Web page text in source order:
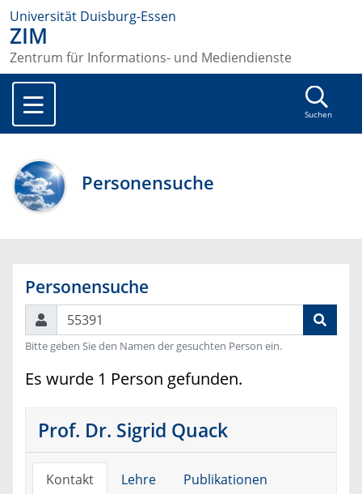
Universität Duisburg-Essen
ZIM
Zentrum für Informations- und Mediendienste
Suchen
Personensuche
Personensuche
Suchen
Bitte geben Sie den Namen der gesuchten Person ein.
Es wurde 1 Person gefunden.
Prof. Dr. Sigrid Quack
Kontakt Lehre Publikationen